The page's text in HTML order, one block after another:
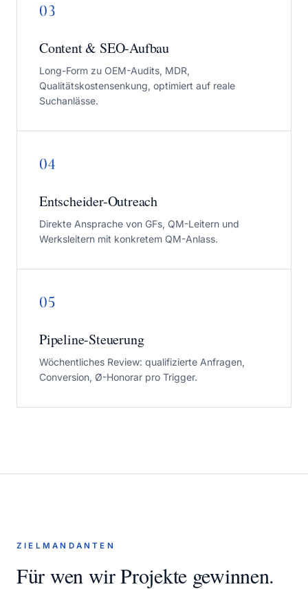
03
Content & SEO-Aufbau
Long-Form zu OEM-Audits, MDR,
Qualitätskostensenkung, optimiert auf reale
Suchanlässe.
04
Entscheider-Outreach
Direkte Ansprache von GFs, QM-Leitern und
Werksleitern mit konkretem QM-Anlass.
05
Pipeline-Steuerung
Wöchentliches Review: qualifizierte Anfragen,
Conversion, Ø-Honorar pro Trigger.
ZIELMANDANTEN
Für wen wir Projekte gewinnen.